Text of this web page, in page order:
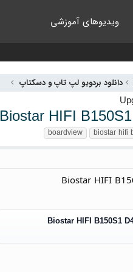
ویدیوهای آموزشی
دانلود بردویو لپ تاپ و دسکتاپ
Biostar HIFI
biostar hifi
boardview
Biostar HIFI
Biostar HIFI B150S1